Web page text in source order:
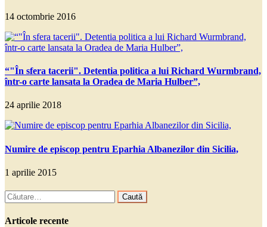
14 octombrie 2016
“"În sfera tacerii". Detentia politica a lui Richard Wurmbrand,
într-o carte lansata la Oradea de Maria Hulber”,
24 aprilie 2018
Numire de episcop pentru Eparhia Albanezilor din Sicilia,
1 aprilie 2015
Caută
după:
Articole recente